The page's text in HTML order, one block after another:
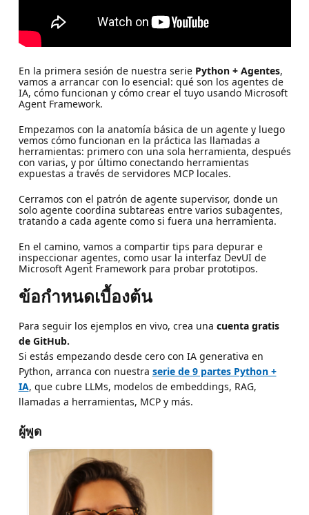
En la primera sesión de nuestra serie Python + Agentes,
vamos a arrancar con lo esencial: qué son los agentes de
IA, cómo funcionan y cómo crear el tuyo usando Microsoft
Agent Framework.
Empezamos con la anatomía básica de un agente y luego
vemos cómo funcionan en la práctica las llamadas a
herramientas: primero con una sola herramienta, después
con varias, y por último conectando herramientas
expuestas a través de servidores MCP locales.
Cerramos con el patrón de agente supervisor, donde un
solo agente coordina subtareas entre varios subagentes,
tratando a cada agente como si fuera una herramienta.
En el camino, vamos a compartir tips para depurar e
inspeccionar agentes, como usar la interfaz DevUI de
Microsoft Agent Framework para probar prototipos.
ข้อกำหนดเบื้องต้น
Para seguir los ejemplos en vivo, crea una cuenta gratis
de GitHub.
Si estás empezando desde cero con IA generativa en
Python, arranca con nuestra serie de 9 partes Python +
IA, que cubre LLMs, modelos de embeddings, RAG,
llamadas a herramientas, MCP y más.
ผู้พูด